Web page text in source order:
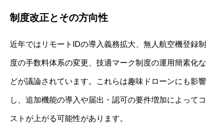
制度改正とその方向性
近年ではリモートIDの導入義務拡大、無人航空機登録制
度の手数料体系の変更、技適マーク制度の運用簡素化な
どが議論されています。これらは趣味ドローンにも影響
し、追加機能の導入や届出・認可の要件増加によってコ
ストが上がる可能性があります。